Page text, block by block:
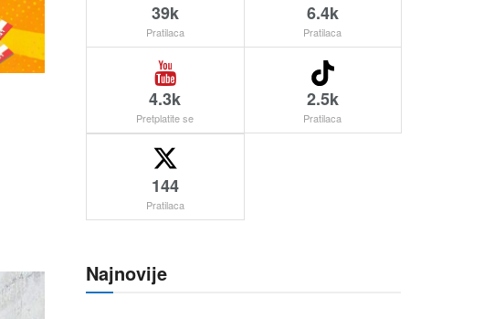
39k
Pratilaca
6.4k
Pratilaca
4.3k
Pretplatite se
2.5k
Pratilaca
144
Pratilaca
Najnovije